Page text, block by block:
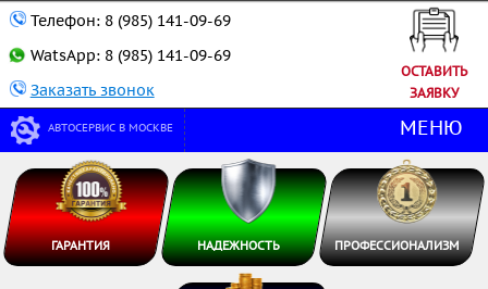
Телефон:8 (985) 141-09-69
WatsApp:8 (985) 141-09-69
Заказать звонок
ОСТАВИТЬ
ЗАЯВКУ
АВТОСЕРВИС В МОСКВЕ МЕНЮ
ГАРАНТИЯ НАДЕЖНОСТЬ ПРОФЕССИОНАЛИЗМ